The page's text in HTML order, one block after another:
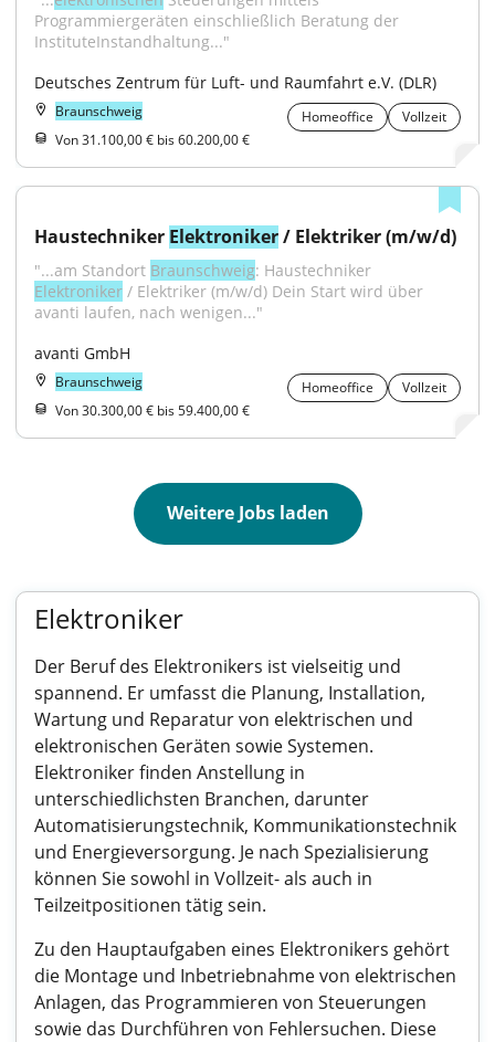
Programmiergeräten einschließlich Beratung der
InstituteInstandhaltung..."
Deutsches Zentrum für Luft- und Raumfahrt e.V. (DLR)
Braunschweig Homeoffice
Vollzeit
Von 31.100,00 € bis 60.200,00 €
Haustechniker Elektroniker / Elektriker (m/w/d)
"...am Standort Braunschweig
Elektroniker / Elektriker (m/w/d) Dein Start wird über
avanti laufen, nach wenigen..."
avanti GmbH
Braunschweig Homeoffice
Vollzeit
Von 30.300,00 € bis 59.400,00 €
Weitere Jobs laden
Elektroniker
Der Beruf des Elektronikers ist vielseitig und
spannend. Er umfasst die Planung, Installation,
Wartung und Reparatur von elektrischen und
elektronischen Geräten sowie Systemen.
Elektroniker finden Anstellung in
unterschiedlichsten Branchen, darunter
Automatisierungstechnik, Kommunikationstechnik
und Energieversorgung. Je nach Spezialisierung
können Sie sowohl in Vollzeit- als auch in
Teilzeitpositionen tätig sein.
Zu den Hauptaufgaben eines Elektronikers gehört
die Montage und Inbetriebnahme von elektrischen
Anlagen, das Programmieren von Steuerungen
sowie das Durchführen von Fehlersuchen. Diese